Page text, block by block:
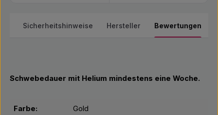
Sicherheitshinweise Hersteller Bewertungen
Schwebedauer mit Helium mindestens eine Woche.
Farbe: Gold